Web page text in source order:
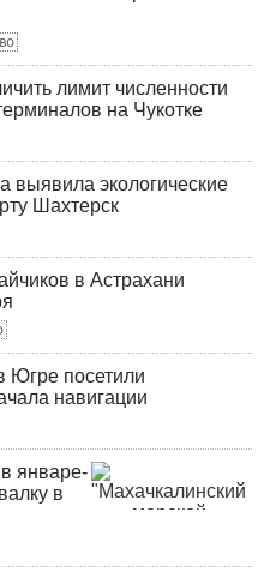
лимит численности
на Чукотке
выявила экологические
Шахтерск
в Астрахани
Югре посетили
навигации
январе-
в